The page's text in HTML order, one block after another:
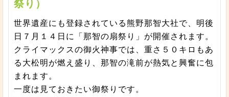
祭り）
世界遺産にも登録されている熊野那智大社で、明後
日７月１４日に「那智の扇祭り」が開催されます。
クライマックスの御火神事では、重さ５０キロもあ
る大松明が燃え盛り、那智の滝前が熱気と興奮に包
まれます。
一度は見ておきたい御祭りです。